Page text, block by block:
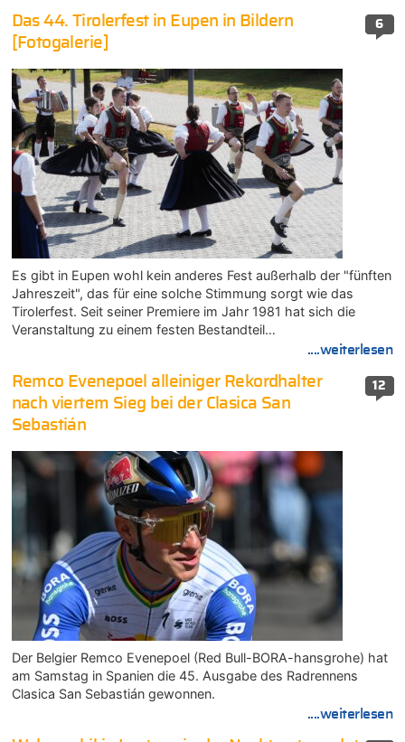
6
Das 44. Tirolerfest in Eupen in Bildern
[Fotogalerie]
Es gibt in Eupen wohl kein anderes Fest außerhalb der "fünften
Jahreszeit", das für eine solche Stimmung sorgt wie das
Tirolerfest. Seit seiner Premiere im Jahr 1981 hat sich die
Veranstaltung zu einem festen Bestandteil…
....weiterlesen
12
Remco Evenepoel alleiniger Rekordhalter
nach viertem Sieg bei der Clasica San
Sebastián
Der Belgier Remco Evenepoel (Red Bull-BORA-hansgrohe) hat
am Samstag in Spanien die 45. Ausgabe des Radrennens
Clasica San Sebastián gewonnen.
....weiterlesen